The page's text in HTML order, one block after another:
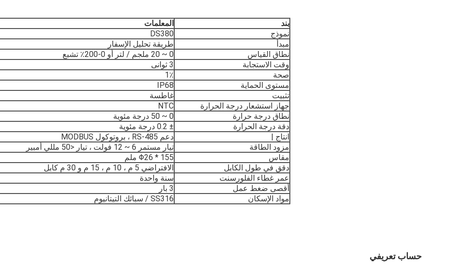
بند
المعلمات
نموذج
DS380
مبدأ
طريقة تحليل الإسفار
نطاق القياس
0 ~ 20 ملجم / لتر أو 0-200٪ تشبع
وقت الاستجابة
3 ثوانى
صحة
1٪
مستوى الحماية
IP68
تثبيت
غاطسة
جهاز استشعار درجة الحرارة
NTC
نطاق درجة حرارة
0 ~ 50 درجة مئوية
دقة درجة الحرارة
± 0.2 درجة مئوية
انتاج |
دعم RS-485 ، بروتوكول MODBUS
مزود الطاقة
تيار مستمر 6 ~ 12 فولت ، تيار <50 مللي أمبير
مقاس
Φ26 * 155 ملم
دقق في طول الكابل
الافتراضي 5 م ، 10 م ، 15 م و 30 م كابل
عمر غطاء الفلورسنت
سنة واحدة
أقصى ضغط عمل
3 بار
مواد الإسكان
SS316 / سبائك التيتانيوم
حساب تعريفي